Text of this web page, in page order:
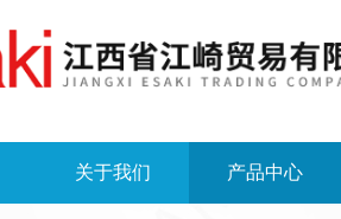
关于我们 产品中心